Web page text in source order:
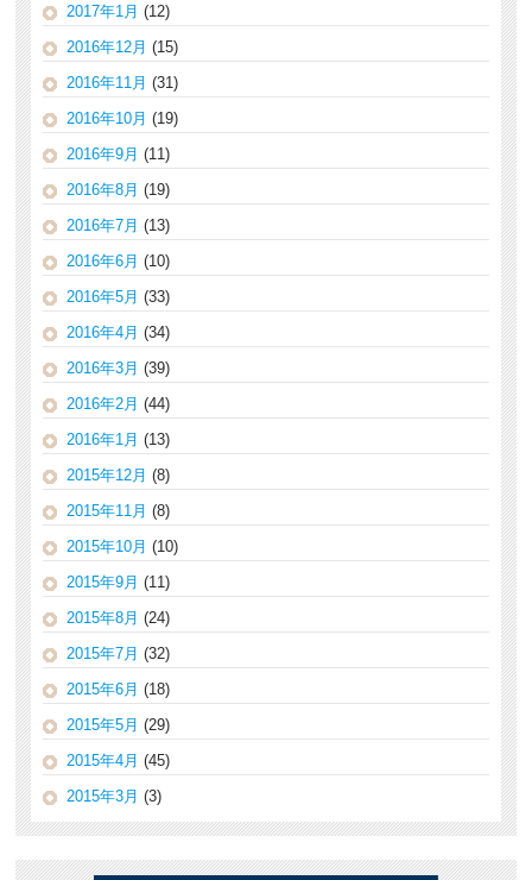
2017年1月 (12)
2016年12月 (15)
2016年11月 (31)
2016年10月 (19)
2016年9月 (11)
2016年8月 (19)
2016年7月 (13)
2016年6月 (10)
2016年5月 (33)
2016年4月 (34)
2016年3月 (39)
2016年2月 (44)
2016年1月 (13)
2015年12月 (8)
2015年11月 (8)
2015年10月 (10)
2015年9月 (11)
2015年8月 (24)
2015年7月 (32)
2015年6月 (18)
2015年5月 (29)
2015年4月 (45)
2015年3月 (3)